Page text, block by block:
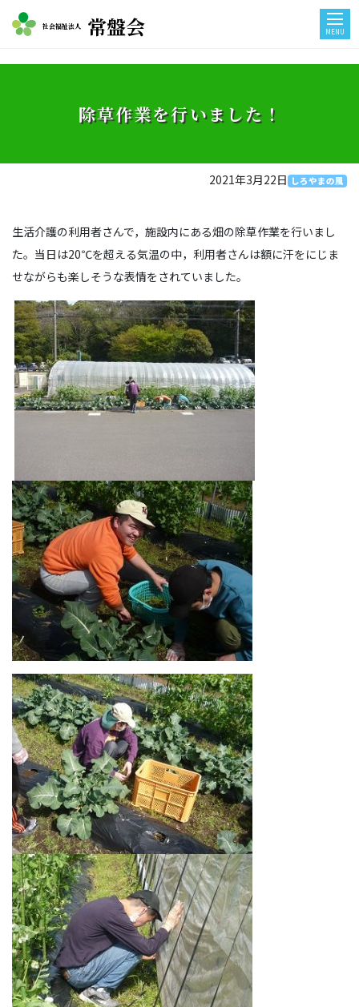
社会福祉法人 常盤会 MENU
除草作業を行いました！
2021年3月22日 しろやまの風
生活介護の利用者さんで，施設内にある畑の除草作業を行いまし
た。当日は20℃を超える気温の中，利用者さんは額に汗をにじま
せながらも楽しそうな表情をされていました。